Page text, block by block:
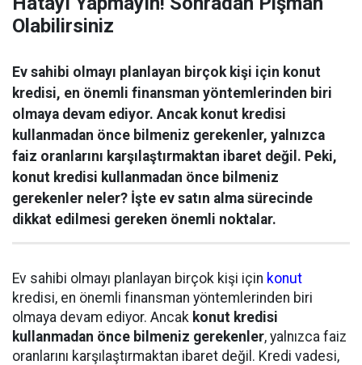
Olabilirsiniz
Ev sahibi olmayı planlayan birçok kişi için konut
kredisi, en önemli finansman yöntemlerinden biri
olmaya devam ediyor. Ancak konut kredisi
kullanmadan önce bilmeniz gerekenler, yalnızca
faiz oranlarını karşılaştırmaktan ibaret değil. Peki,
konut kredisi kullanmadan önce bilmeniz
gerekenler neler? İşte ev satın alma sürecinde
dikkat edilmesi gereken önemli noktalar.
Ev sahibi olmayı planlayan birçok kişi için konut
kredisi, en önemli finansman yöntemlerinden biri
olmaya devam ediyor. Ancak konut kredisi
kullanmadan önce bilmeniz gerekenler, yalnızca faiz
oranlarını karşılaştırmaktan ibaret değil. Kredi vadesi,